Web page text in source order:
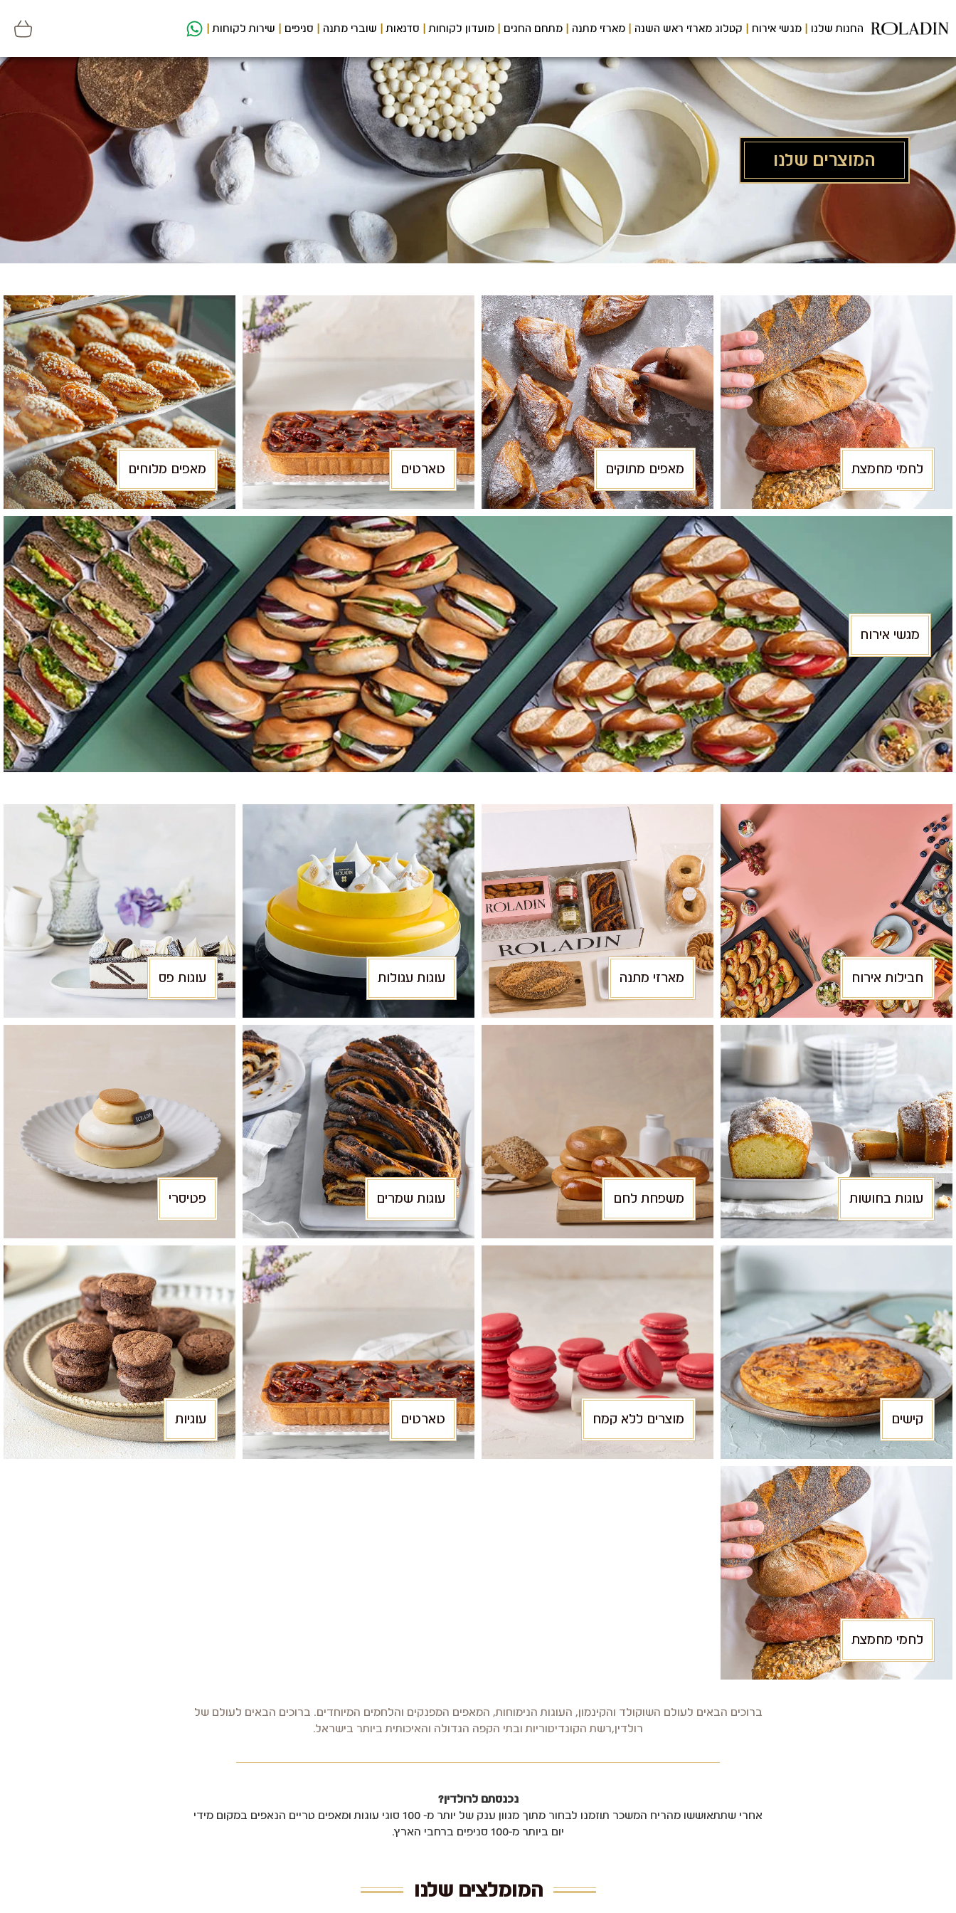
לתוכן
המרכזי
החנות שלנו מגשי אירוח קטלוג מארזי ראש השנה מארזי מתנה מתחם החגים מועדון לקוחות סדנאות שוברי מתנה סניפים שירות לקוחות
המוצרים שלנו
לחמי מחמצת מאפים מתוקים טארטים מאפים מלוחים
מגשי אירוח
חבילות אירוח מארזי מתנה עוגות עגולות עוגות פס
עוגות בחושות משפחת לחם עוגות שמרים פטיסרי
קישים מוצרים ללא קמח טארטים עוגיות
לחמי מחמצת
ברוכים הבאים לעולם השוקולד והקינמון, העוגות הנימוחות, המאפים המפנקים והלחמים המיוחדים. ברוכים הבאים לעולם של
רולדין,רשת הקונדיטוריות ובתי הקפה הגדולה והאיכותית ביותר בישראל.
נכנסתם לרולדין?
אחרי שתתאוששו מהריח המשכר תוזמנו לבחור מתוך מגוון ענק של יותר מ- 100 סוגי עוגות ומאפים טריים הנאפים במקום מידי
יום ביותר מ-100 סניפים ברחבי הארץ.
המומלצים שלנו